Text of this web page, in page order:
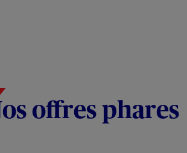
offres phares